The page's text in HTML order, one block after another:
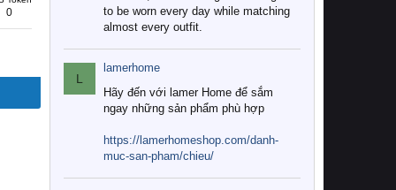
0
to be worn every day while matching
almost every outfit.
L
lamerhome
Hãy đến với lamer Home để sắm
ngay những sản phẩm phù hợp
https://lamerhomeshop.com/danh-
muc-san-pham/chieu/